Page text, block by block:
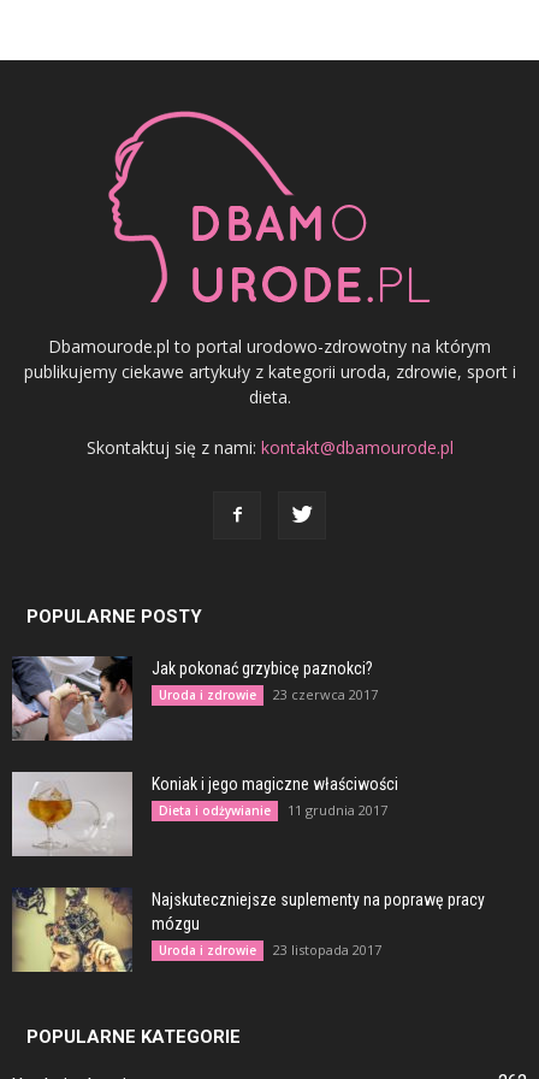
Dbamourode.pl to portal urodowo-zdrowotny na którym
publikujemy ciekawe artykuły z kategorii uroda, zdrowie, sport i
dieta.
Skontaktuj się z nami: kontakt@dbamourode.pl
POPULARNE POSTY
Jak pokonać grzybicę paznokci?
Uroda i zdrowie 23 czerwca 2017
Koniak i jego magiczne właściwości
Dieta i odżywianie 11 grudnia 2017
Najskuteczniejsze suplementy na poprawę pracy
mózgu
Uroda i zdrowie 23 listopada 2017
POPULARNE KATEGORIE